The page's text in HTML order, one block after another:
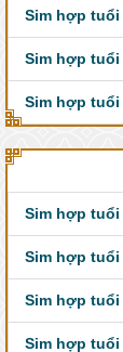
Sim hợp tuổi
Sim hợp tuổi
Sim hợp tuổi
Sim hợp tuổi
Sim hợp tuổi
Sim hợp tuổi
Sim hợp tuổi